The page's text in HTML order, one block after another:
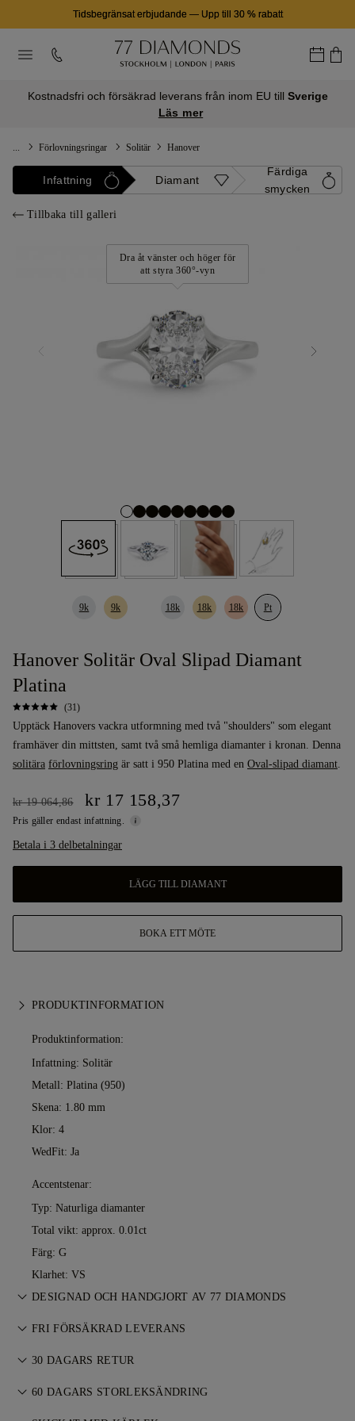
Tidsbegränsat erbjudande — Upp till 30 % rabatt
Kostnadsfri och försäkrad leverans från inom EU till Sverige
Läs mer
Förlovningsringar Solitär Hanover
Infattning Diamant
Färdiga
smycken
Tillbaka till galleri
Dra åt vänster och höger för
att styra 360°-vyn
9k 9k 18k 18k 18k Pt
Hanover Solitär Oval Slipad Diamant
Platina
(31)
Upptäck Hanovers vackra utformning med två "shoulders" som elegant
framhäver din mittsten, samt två små hemliga diamanter i kronan. Denna
solitära förlovningsring är satt i 950 Platina med en Oval-slipad diamant.
kr 19 064,86 kr 17 158,37
Pris gäller endast infattning.
Betala i 3 delbetalningar
LÄGG TILL DIAMANT
BOKA ETT MÖTE
PRODUKTINFORMATION
Produktinformation:
Infattning: Solitär
Metall: Platina (950)
Skena: 1.80 mm
Klor: 4
WedFit: Ja
Accentstenar:
Typ: Naturliga diamanter
Total vikt: approx. 0.01ct
Färg: G
Klarhet: VS
DESIGNAD OCH HANDGJORT AV 77 DIAMONDS
Konsten att skapa smycken, förfinad av 77 Diamonds
FRI FÖRSÄKRAD LEVERANS
Allt porto är gratis, oavsett var du bor. Vi skickar ditt föremål
specialleveransservice, direkt till din ytterdörr. Vi försäkrar alla
30 DAGARS RETUR
Om du inte är helt nöjd kan du returnera eller byta ditt köp
60 DAGARS STORLEKSÄNDRING
För perfekt passform erbjuder 77 Diamonds kostnadsfri